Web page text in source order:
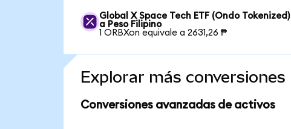
Global X Space Tech ETF (Ondo Tokenized)
a Peso Filipino
1 ORBXon equivale a 2631,26 ₱
Explorar más conversiones
Conversiones avanzadas de activos